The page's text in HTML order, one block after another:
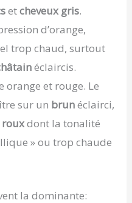
etcheveux gris.
d’orange,
trop chaud, surtout
éclaircis.
orange et rouge. Le
sur un brunéclairci,
rouxdont la tonalité
» ou trop chaude
la dominante: